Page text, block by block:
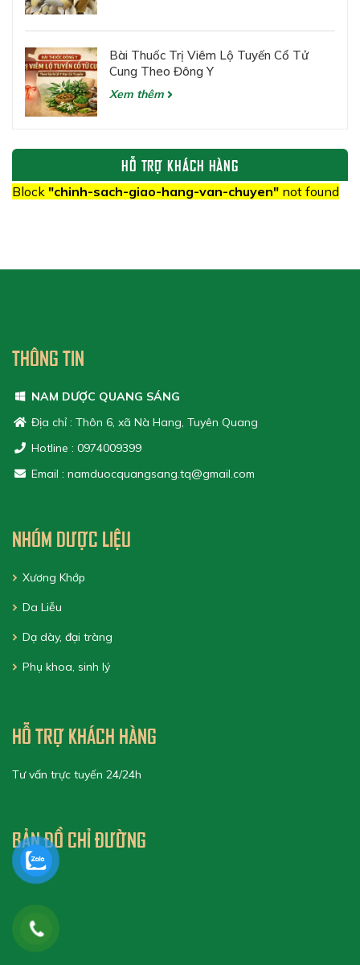
Bài Thuốc Trị Viêm Lộ Tuyến Cổ Tử
Cung Theo Đông Y
Xem thêm
HỖ TRỢ KHÁCH HÀNG
Block "chinh-sach-giao-hang-van-chuyen" not found
THÔNG TIN
NAM DƯỢC QUANG SÁNG
Địa chỉ : Thôn 6, xã Nà Hang, Tuyên Quang
Hotline : 0974009399
Email : namduocquangsang.tq@gmail.com
NHÓM DƯỢC LIỆU
Xương Khớp
Da Liễu
Dạ dày, đại tràng
Phụ khoa, sinh lý
HỖ TRỢ KHÁCH HÀNG
Tư vấn trực tuyến 24/24h
BẢN ĐỒ CHỈ ĐƯỜNG